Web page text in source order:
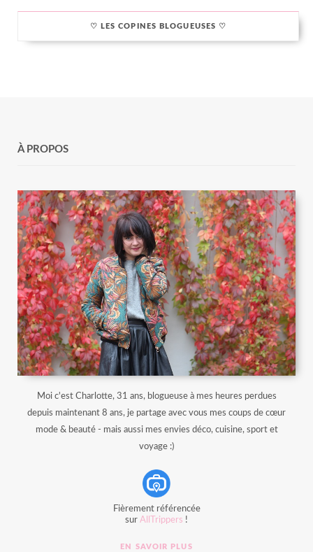
♡ LES COPINES BLOGUEUSES ♡
À PROPOS
Moi c'est Charlotte, 31 ans, blogueuse à mes heures perdues
depuis maintenant 8 ans, je partage avec vous mes coups de cœur
mode & beauté - mais aussi mes envies déco, cuisine, sport et
voyage :)
Fièrement référencée
sur AllTrippers !
EN SAVOIR PLUS